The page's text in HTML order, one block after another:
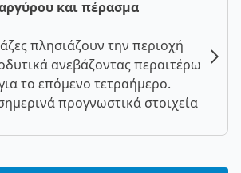
και πέρασμα
πλησιάζουν την περιοχή
ανεβάζοντας περαιτέρω
το επόμενο τετραήμερο.
προγνωστικά στοιχεία